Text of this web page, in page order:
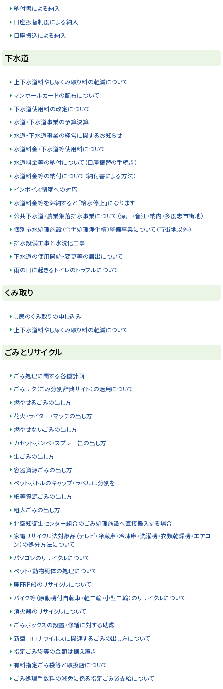
納付書による納入
口座振替制度による納入
口座振込による納入
ト
ッ
プ
に
下水道
上下水道料やし尿くみ取り料の軽減について
マンホールカードの配布について
下水道使用料の改定について
水道・下水道事業の予算決算
水道・下水道事業の経営に関するお知らせ
水道料金・下水道等使用料について
水道料金等の納付について（口座振替の手続き）
水道料金等の納付について（納付書による方法）
インボイス制度への対応
水道料金等を滞納すると「給水停止」になります
公共下水道・農業集落排水事業について（深川・音江・納内・多度志市街地）
個別排水処理施設（合併処理浄化槽）整備事業について（市街地以外）
排水設備工事と水洗化工事
下水道の使用開始・変更等の届出について
雨の日に起きるトイレのトラブルについて
ト
ッ
プ
に
る
くみ取り
し尿のくみ取りの申し込み
上下水道料やし尿くみ取り料の軽減について
ト
ッ
プ
に
ごみとリサイクル
ごみ処理に関する各種計画
ごみサク（ごみ分別辞典サイト）の活用について
燃やせるごみの出し方
花火・ライター・マッチの出し方
燃やせないごみの出し方
カセットボンベ・スプレー缶の出し方
生ごみの出し方
容器資源ごみの出し方
ペットボトルのキャップ・ラベルは分別を
紙等資源ごみの出し方
粗大ごみの出し方
北空知衛生センター組合のごみ処理施設へ直接搬入する場合
家電リサイクル法対象品（テレビ・冷蔵庫・冷凍庫・洗濯機・衣類乾燥機・エアコ
ン）の処分方法について
パソコンのリサイクルについて
ペット・動物死体の処理について
廃FRP船のリサイクルについて
バイク等（原動機付自転車・軽二輪・小型二輪）のリサイクルについて
消火器のリサイクルについて
ごみボックスの設置・修繕に対する助成
新型コロナウイルスに関連するごみの出し方について
指定ごみ袋等の金額は据え置き
有料指定ごみ袋等と取扱店について
ごみ処理手数料の減免に係る指定ごみ袋支給について